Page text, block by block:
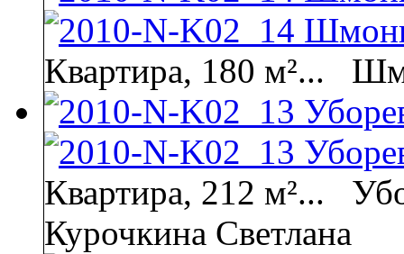
Квартира, 180 м²...
Квартира, 212 м²...
Курочкина Светлана